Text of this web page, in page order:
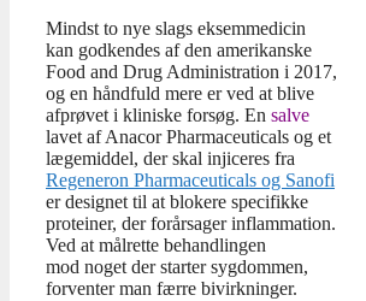
Mindst to nye slags eksemmedicin
kan godkendes af den amerikanske
Food and Drug Administration i 2017,
og en håndfuld mere er ved at blive
afprøvet i kliniske forsøg. En salve
lavet af Anacor Pharmaceuticals og et
lægemiddel, der skal injiceres fra
Regeneron Pharmaceuticals og Sanofi
er designet til at blokere specifikke
proteiner, der forårsager inflammation.
Ved at målrette behandlingen
mod noget der starter sygdommen,
forventer man færre bivirkninger.